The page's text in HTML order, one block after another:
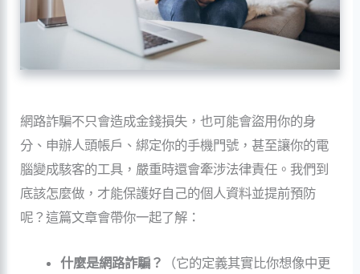
網路詐騙不只會造成金錢損失，也可能會盜用你的身
分、申辦人頭帳戶、綁定你的手機門號，甚至讓你的電
腦變成駭客的工具，嚴重時還會牽涉法律責任。我們到
底該怎麼做，才能保護好自己的個人資料並提前預防
呢？這篇文章會帶你一起了解：
什麼是網路詐騙？
（它的定義其實比你想像中更